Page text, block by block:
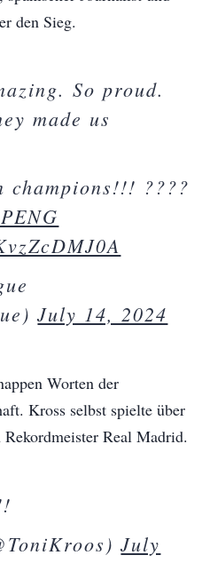
den Sieg.
So proud.
made us
champions!!! ????
July 14, 2024
Worten der
Kross selbst spielte über
Rekordmeister Real Madrid.
July